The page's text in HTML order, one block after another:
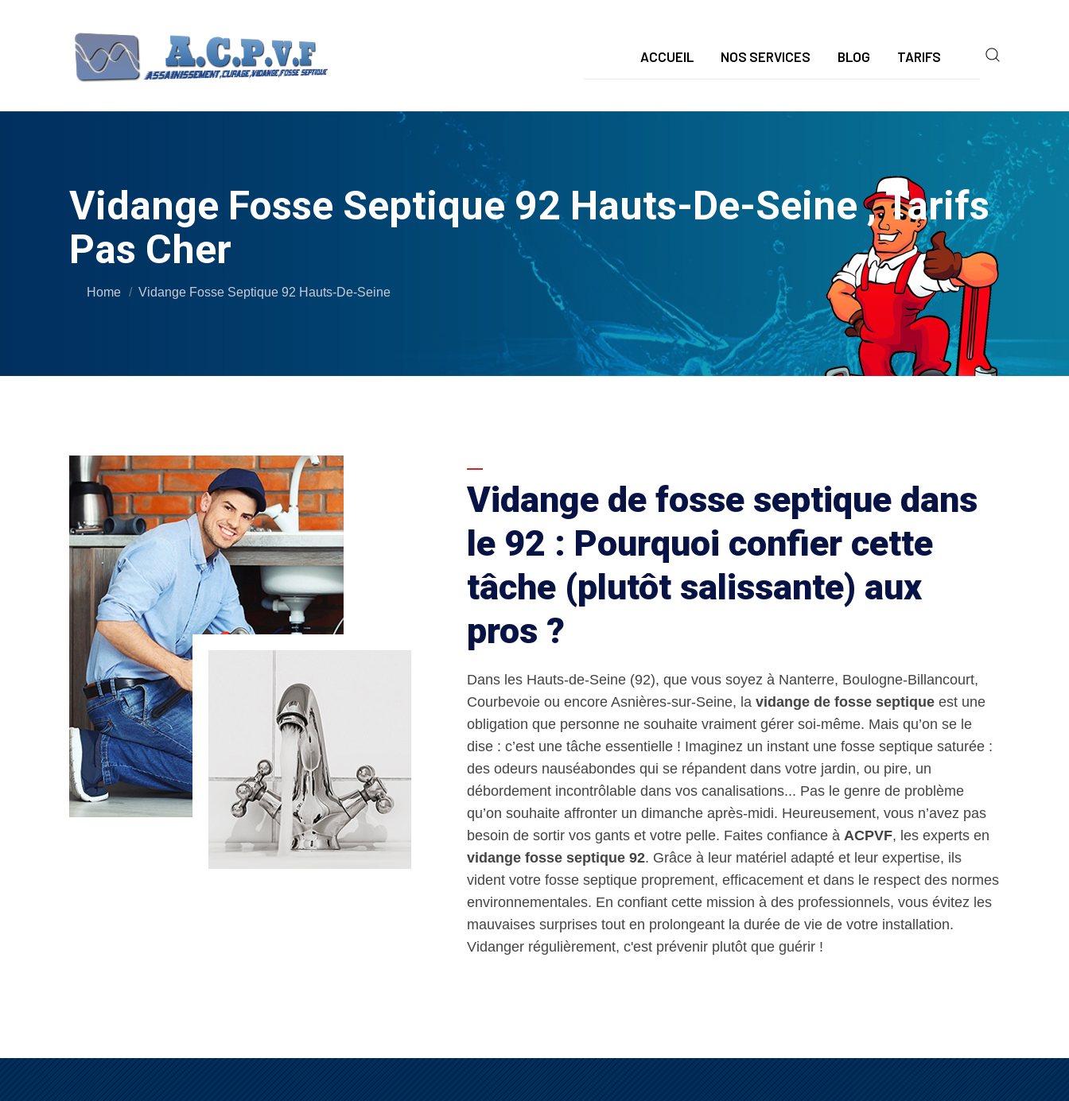
ACCUEIL NOS SERVICES BLOG TARIFS
Vidange Fosse Septique 92 Hauts-De-Seine , Tarifs
Pas Cher
Home Vidange Fosse Septique 92 Hauts-De-Seine
Vidange de fosse septique dans
le 92 : Pourquoi confier cette
tâche (plutôt salissante) aux
pros ?
Dans les Hauts-de-Seine (92), que vous soyez à Nanterre, Boulogne-Billancourt,
Courbevoie ou encore Asnières-sur-Seine, la vidange de fosse septique est une
obligation que personne ne souhaite vraiment gérer soi-même. Mais qu’on se le
dise : c’est une tâche essentielle ! Imaginez un instant une fosse septique saturée :
des odeurs nauséabondes qui se répandent dans votre jardin, ou pire, un
débordement incontrôlable dans vos canalisations... Pas le genre de problème
qu’on souhaite affronter un dimanche après-midi. Heureusement, vous n’avez pas
besoin de sortir vos gants et votre pelle. Faites confiance à ACPVF, les experts en
vidange fosse septique 92. Grâce à leur matériel adapté et leur expertise, ils
vident votre fosse septique proprement, efficacement et dans le respect des normes
environnementales. En confiant cette mission à des professionnels, vous évitez les
mauvaises surprises tout en prolongeant la durée de vie de votre installation.
Vidanger régulièrement, c'est prévenir plutôt que guérir !